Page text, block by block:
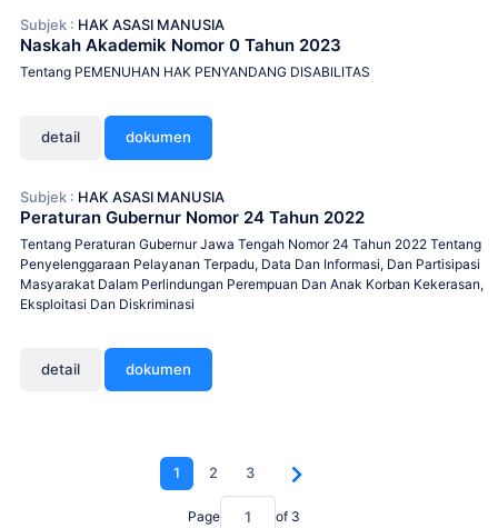
Subjek : HAK ASASI MANUSIA
Naskah Akademik Nomor 0 Tahun 2023
Tentang PEMENUHAN HAK PENYANDANG DISABILITAS
detail dokumen
Subjek : HAK ASASI MANUSIA
Peraturan Gubernur Nomor 24 Tahun 2022
Tentang Peraturan Gubernur Jawa Tengah Nomor 24 Tahun 2022 Tentang
Penyelenggaraan Pelayanan Terpadu, Data Dan Informasi, Dan Partisipasi
Masyarakat Dalam Perlindungan Perempuan Dan Anak Korban Kekerasan,
Eksploitasi Dan Diskriminasi
detail dokumen
1 2 3
Page of 3